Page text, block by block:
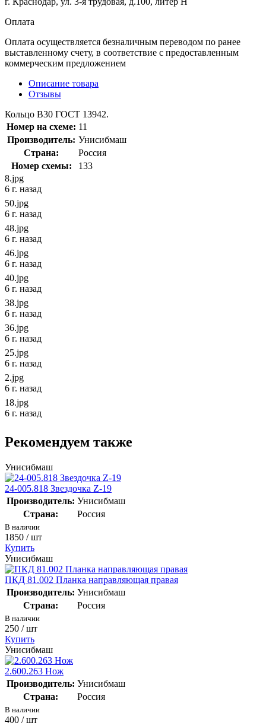
Оплата
Оплата осуществляется безналичным переводом по ранее
выставленному счету, в соответствие с предоставленным
коммерческим предложением
Описание товара
Отзывы
Кольцо В30 ГОСТ 13942.
Номер на схеме: 11
Производитель: Унисибмаш
Страна:
Россия
Номер схемы:
133
8.jpg
6 г. назад
50.jpg
6 г. назад
48.jpg
6 г. назад
46.jpg
6 г. назад
40.jpg
6 г. назад
38.jpg
6 г. назад
36.jpg
6 г. назад
25.jpg
6 г. назад
2.jpg
6 г. назад
18.jpg
6 г. назад
Рекомендуем также
Унисибмаш
24-005.818 Звездочка Z-19
Производитель: Унисибмаш
Страна:
Россия
В наличии
1850 / шт
Купить
Унисибмаш
ПКД 81.002 Планка направляющая правая
Производитель: Унисибмаш
Страна:
Россия
В наличии
250 / шт
Купить
Унисибмаш
2.600.263 Нож
Производитель: Унисибмаш
Страна:
Россия
В наличии
400 / шт